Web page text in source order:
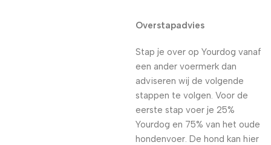
Overstapadvies
Stap je over op Yourdog vanaf
een ander voermerk dan
adviseren wij de volgende
stappen te volgen. Voor de
eerste stap voer je 25%
Yourdog en 75% van het oude
hondenvoer. De hond kan hier